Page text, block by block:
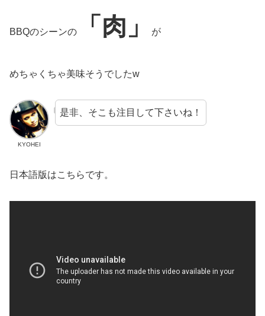
BBQのシーンの 「肉」 が
めちゃくちゃ美味そうでしたw
KYOHEI
是非、そこも注目して下さいね！
日本語版はこちらです。